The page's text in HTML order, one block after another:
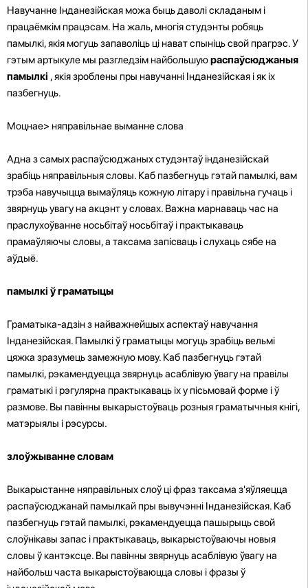
Навучанне Інданезійская можа быць даволі складаным і
працаёмкім працэсам. На жаль, многія студэнты робяць
памылкі, якія могуць запаволіць ці нават спыніць свой прагрэс. У
гэтым артыкуле мы разгледзім найбольшуюраспаўсюджаныя
памылкі , якія зроблены пры навучанні Інданезійская і як іх
пазбегнуць.
Моцнае> няправільнае выманне слова
Адна з самых распаўсюджаных студэнтаў інданезійскай
зрабіць няправільныя словы. Каб пазбегнуць гэтай памылкі, вам
трэба навучыцца вымаўляць кожную літару і правільна гучаць і
звярнуць увагу на акцэнт у словах. Важна марнаваць час на
праслухоўванне носьбітаў носьбітаў і практыкаваць
прамаўляючы словы, а таксама запісваць і слухаць сябе на
аўдыё.
памылкі ў граматыцы
Граматыка-адзін з найважнейшых аспектаў навучання
Інданезійская. Памылкі ў граматыцы могуць зрабіць вельмі
цяжка зразумець замежную мову. Каб пазбегнуць гэтай
памылкі, рэкамендуецца звярнуць асаблівую ўвагу на правілы
граматыкі і рэгулярна практыкаваць іх у пісьмовай форме і ў
размове. Вы павінны выкарыстоўваць розныя граматычныя кнігі,
матэрыялы і рэсурсы.
злоўжыванне словам
Выкарыстанне няправільных слоў ці фраз таксама з'яўляецца
распаўсюджанай памылкай пры вывучэнні Інданезійская. Каб
пазбегнуць гэтай памылкі, рэкамендуецца пашырыць свой
слоўнікавы запас і практыкаваць, выкарыстоўваючы новыя
словы ў кантэксце. Вы павінны звярнуць асаблівую ўвагу на
найбольш часта выкарыстоўваюцца словы і фразы ў